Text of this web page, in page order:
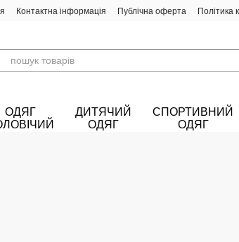
Контактна інформація Публічна оферта Політика
ОДЯГ
ДИТЯЧИЙ
ОДЯГ
СПОРТИВНИЙ
ОДЯГ